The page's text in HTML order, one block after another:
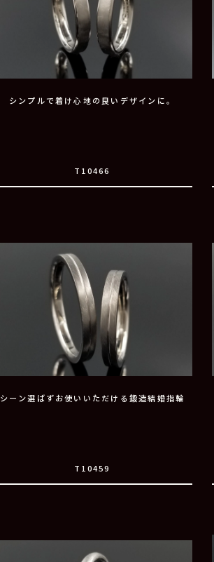
シンプルで着け心地の良いデザインに。
T10466
シーン選ばずお使いいただける鍛造結婚指輪
T10459